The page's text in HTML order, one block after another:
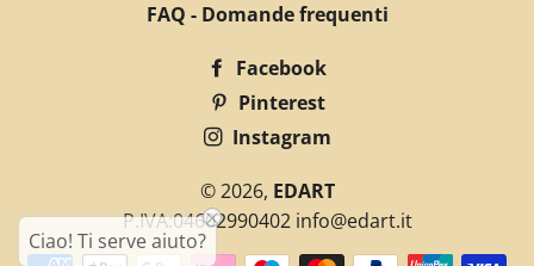
FAQ - Domande frequenti
Facebook
Pinterest
Instagram
© 2026, EDART
P.IVA:04602990402 info@edart.it
Ciao! Ti serve aiuto?